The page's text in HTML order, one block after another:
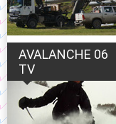
AVALANCHE 06
TV